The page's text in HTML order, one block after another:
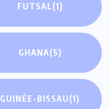
FUTSAL(1)
GHANA(5)
GUINÉE-BISSAU(1)